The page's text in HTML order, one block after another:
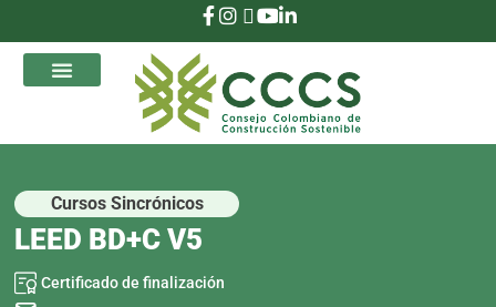
Cursos Sincrónicos
LEED BD+C V5
Certificado de finalización